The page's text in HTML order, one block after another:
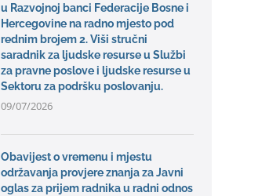
u Razvojnoj banci Federacije Bosne i
Hercegovine na radno mjesto pod
rednim brojem 2. Viši stručni
saradnik za ljudske resurse u Službi
za pravne poslove i ljudske resurse u
Sektoru za podršku poslovanju.
09/07/2026
Obavijest o vremenu i mjestu
održavanja provjere znanja za Javni
oglas za prijem radnika u radni odnos